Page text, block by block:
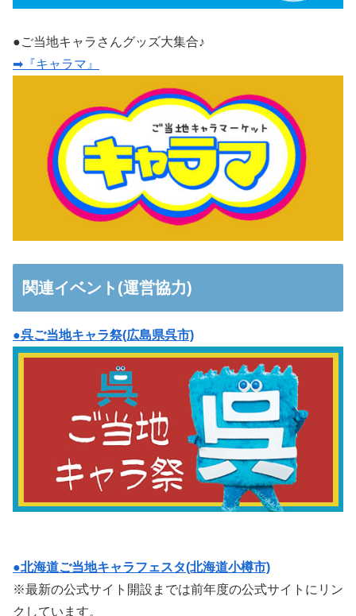
●ご当地キャラさんグッズ大集合♪
➡『キャラマ』
関連イベント(運営協力)
●呉ご当地キャラ祭(広島県呉市)
●北海道ご当地キャラフェスタ(北海道小樽市)
※最新の公式サイト開設までは前年度の公式サイトにリン
クしています。